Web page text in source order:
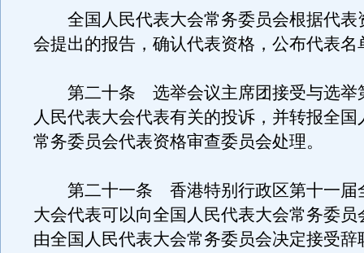
全国人民代表大会常务委员会根据代表
会提出的报告，确认代表资格，公布代表名
第二十条 选举会议主席团接受与选举
人民代表大会代表有关的投诉，并转报全国
常务委员会代表资格审查委员会处理。
第二十一条 香港特别行政区第十一届
大会代表可以向全国人民代表大会常务委员
由全国人民代表大会常务委员会决定接受辞